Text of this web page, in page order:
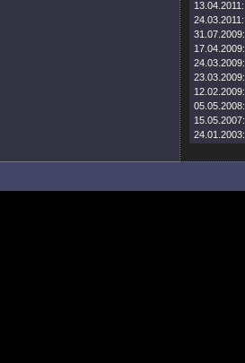
13.04.2011:
24.03.2011:
31.07.2009:
17.04.2009:
24.03.2009:
23.03.2009:
12.02.2009:
05.05.2008:
15.05.2007:
24.01.2003: